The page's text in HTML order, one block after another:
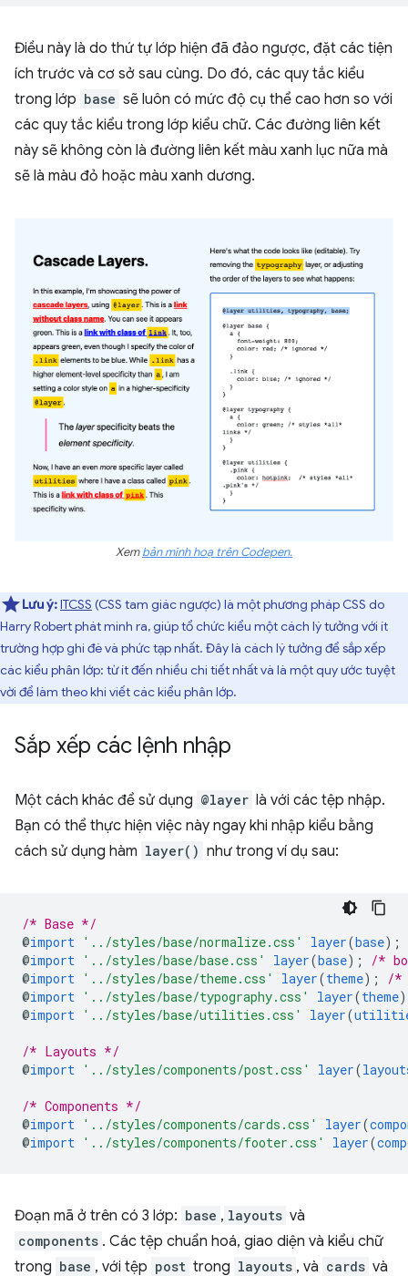
Điều này là do thứ tự lớp hiện đã đảo ngược, đặt các tiện
ích trước và cơ sở sau cùng. Do đó, các quy tắc kiểu
trong lớp base sẽ luôn có mức độ cụ thể cao hơn so với
các quy tắc kiểu trong lớp kiểu chữ. Các đường liên kết
này sẽ không còn là đường liên kết màu xanh lục nữa mà
sẽ là màu đỏ hoặc màu xanh dương.
Xembản minh hoạ trên Codepen.
Lưu ý:ITCSS (CSS tam giác ngược) là một phương pháp CSS do
Harry Robert phát minh ra, giúp tổ chức kiểu một cách lý tưởng với ít
trường hợp ghi đè và phức tạp nhất. Đây là cách lý tưởng để sắp xếp
các kiểu phân lớp: từ ít đến nhiều chi tiết nhất và là một quy ước tuyệt
vời để làm theo khi viết các kiểu phân lớp.
Sắp xếp các lệnh nhập
Một cách khác để sử dụng @layer là với các tệp nhập.
Bạn có thể thực hiện việc này ngay khi nhập kiểu bằng
cách sử dụng hàm layer() như trong ví dụ sau:
/* Base */
@import '../styles/base/normalize.css' layer(base) ;
@import '../styles/base/base.css' layer(base) ;
/*
@import '../styles/base/theme.css' layer(theme) ;
/*
@import '../styles/base/typography.css' layer(theme)
@import '../styles/base/utilities.css' layer(
/* Layouts */
@import '../styles/components/post.css' layer(
/* Components */
@import '../styles/components/cards.css' layer(
@import '../styles/components/footer.css' layer(
Đoạn mã ở trên có 3 lớp: base , layouts và
components . Các tệp chuẩn hoá, giao diện và kiểu chữ
trong base , với tệp post trong layouts , và cards và